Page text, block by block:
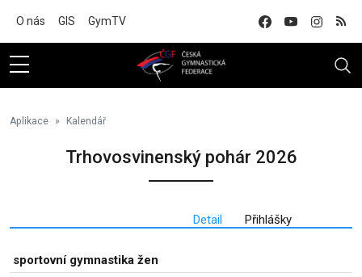
O nás GIS GymTV
Aplikace Kalendář
Trhovosvinenský pohár 2026
Detail Přihlášky
sportovní gymnastika žen